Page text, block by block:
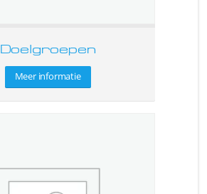
Doelgroepen
Meer informatie